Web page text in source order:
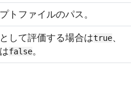
トファイルのパス。
して評価する場合はtrue、
false。